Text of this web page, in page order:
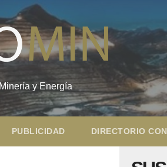
y Energía
PUBLICIDAD DIRECTORIO